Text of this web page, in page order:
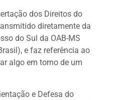
dos Direitos do
diretamente da
do Sul da OAB-MS
e faz referência ao
algo em torno de um
e Defesa do